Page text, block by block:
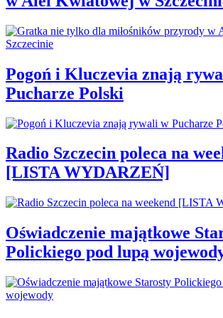
Pogoń i Kluczevia znają
Pucharze Polski
Radio Szczecin poleca na
[LISTA WYDARZEŃ]
Oświadczenie majątkowe
Polickiego pod lupą